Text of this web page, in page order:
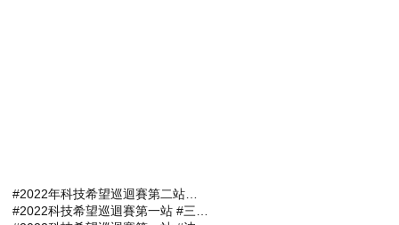
#2022年科技希望巡迴賽第二站報名選手
#2022科技希望巡迴賽第一站 #三商名人賽 #肇喜登峰巡迴賽 #潘政琮AJGA青少年錦標賽 #AJGA潘政琮基金會錦標賽